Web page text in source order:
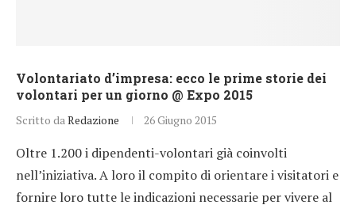
Volontariato d’impresa: ecco le prime storie dei
volontari per un giorno @ Expo 2015
Scritto da Redazione 26 Giugno 2015
Oltre 1.200 i dipendenti-volontari già coinvolti
nell’iniziativa. A loro il compito di orientare i visitatori e
fornire loro tutte le indicazioni necessarie per vivere al